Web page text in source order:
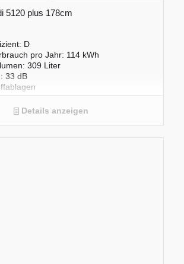
5120 plus 178cm
D
pro Jahr: 114 kWh
309 Liter
33 dB
Details anzeigen